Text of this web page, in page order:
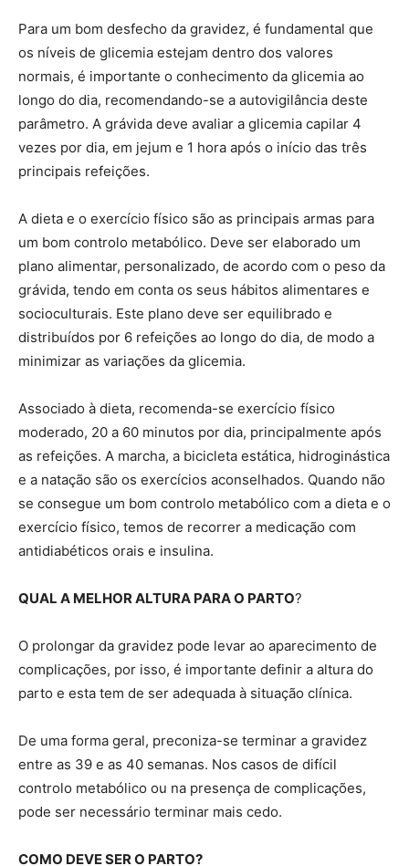
Para um bom desfecho da gravidez, é fundamental que
os níveis de glicemia estejam dentro dos valores
normais, é importante o conhecimento da glicemia ao
longo do dia, recomendando-se a autovigilância deste
parâmetro. A grávida deve avaliar a glicemia capilar 4
vezes por dia, em jejum e 1 hora após o início das três
principais refeições.
A dieta e o exercício físico são as principais armas para
um bom controlo metabólico. Deve ser elaborado um
plano alimentar, personalizado, de acordo com o peso da
grávida, tendo em conta os seus hábitos alimentares e
socioculturais. Este plano deve ser equilibrado e
distribuídos por 6 refeições ao longo do dia, de modo a
minimizar as variações da glicemia.
Associado à dieta, recomenda-se exercício físico
moderado, 20 a 60 minutos por dia, principalmente após
as refeições. A marcha, a bicicleta estática, hidroginástica
e a natação são os exercícios aconselhados. Quando não
se consegue um bom controlo metabólico com a dieta e o
exercício físico, temos de recorrer a medicação com
antidiabéticos orais e insulina.
QUAL A MELHOR ALTURA PARA O PARTO?
O prolongar da gravidez pode levar ao aparecimento de
complicações, por isso, é importante definir a altura do
parto e esta tem de ser adequada à situação clínica.
De uma forma geral, preconiza-se terminar a gravidez
entre as 39 e as 40 semanas. Nos casos de difícil
controlo metabólico ou na presença de complicações,
pode ser necessário terminar mais cedo.
COMO DEVE SER O PARTO?